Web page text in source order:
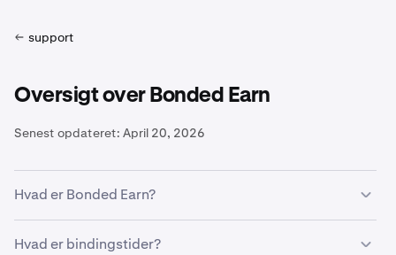
support
Oversigt over Bonded Earn
Senest opdateret: April 20, 2026
Hvad er Bonded Earn?
Bonded Earn tilbyder belønninger gennem vores
Hvad er bindingstider?